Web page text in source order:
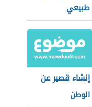
طبيعي
إنشاء قصير عن
الوطن